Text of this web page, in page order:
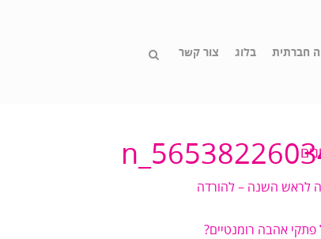
חברתית בלוג צור קשר
לראש השנה – להורדה
פתקי אהבה רומנטיים?